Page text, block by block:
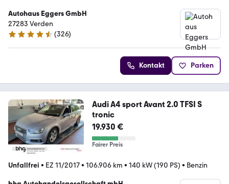
Autohaus Eggers GmbH
27283 Verden
4.4 Sterne
(326)
Kontakt Parken
Audi A4 sport Avant 2.0 TFSI S
tronic
19.930 €
Fairer Preis
Unfallfrei • EZ 11/2017• 106.906 km • 140 kW (190 PS) • Benzin